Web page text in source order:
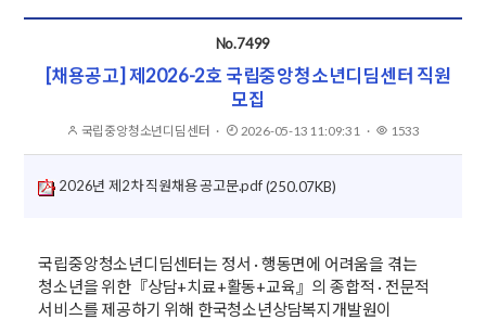
No.7499
[채용공고] 제2026-2호 국립중앙청소년디딤센터 직원
모집
작성자
국립중앙청소년디딤센터 · 게시일
2026-05-13 11:09:31 · 조회
1533
2026년 제2차 직원채용 공고문.pdf(250.07KB)
국립중앙청소년디딤센터는 정서 · 행동면에 어려움을 겪는
청소년을 위한『상담+치료+활동+교육』의 종합적 · 전문적
서비스를 제공하기 위해 한국청소년상담복지개발원이